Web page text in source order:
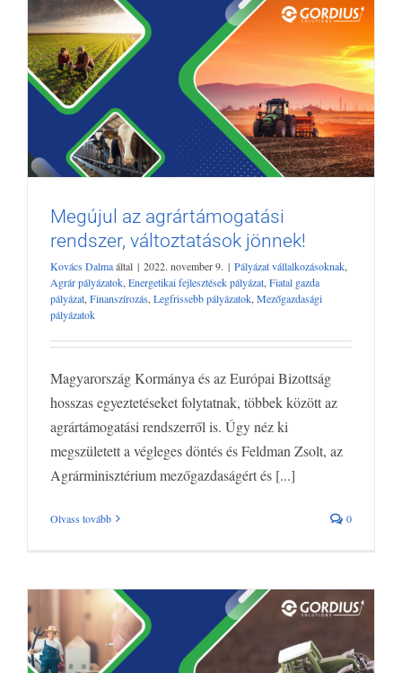
Megújul az agrártámogatási rendszer,
változtatások jönnek!
Pályázat vállalkozásoknak Agrár pályázatok Energetikai fejlesztések
pályázat Fiatal gazda pályázat Finanszírozás Legfrissebb
Megújul az agrártámogatási
rendszer, változtatások jönnek!
Kovács Dalmaáltal | 2022. november 9. | Pályázat vállalkozásoknak
Agrár pályázatok Energetikai fejlesztések pályázat Fiatal gazda
pályázat Finanszírozás Legfrissebb pályázatok Mezőgazdasági
pályázatok
Magyarország Kormánya és az Európai Bizottság
hosszas egyeztetéseket folytatnak, többek között az
agrártámogatási rendszerről is. Úgy néz ki
megszületett a végleges döntés és Feldman Zsolt, az
Agrárminisztérium mezőgazdaságért és [...]
Olvass tovább 0